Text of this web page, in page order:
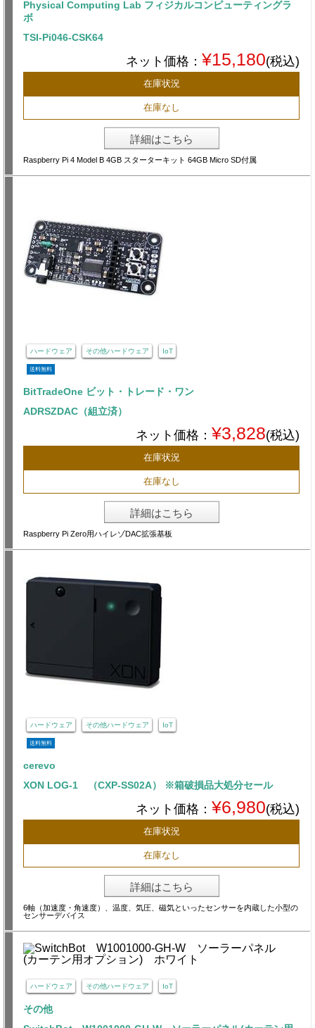
Physical Computing Lab フィジカルコンピューティングラ
ボ
TSI-Pi046-CSK64
ネット価格： ¥15,180(税込)
在庫状況
在庫なし
詳細はこちら
Raspberry Pi 4 Model B 4GB スターターキット 64GB Micro SD付属
ハードウェア その他ハードウェア IoT
送料無料
BitTradeOne ビット・トレード・ワン
ADRSZDAC（組立済）
ネット価格： ¥3,828(税込)
在庫状況
在庫なし
詳細はこちら
Raspberry Pi Zero用ハイレゾDAC拡張基板
ハードウェア その他ハードウェア IoT
送料無料
cerevo
XON LOG-1 （CXP-SS02A） ※箱破損品大処分セール
ネット価格： ¥6,980(税込)
在庫状況
在庫なし
詳細はこちら
6軸（加速度・角速度）、温度、気圧、磁気といったセンサーを内蔵した小型の
センサーデバイス
ハードウェア その他ハードウェア IoT
その他